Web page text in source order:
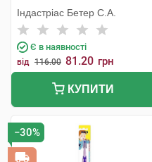
Індастріас Бетер С.А.
Є в наявності
від 116.00 81.20 грн
КУПИТИ
−30%